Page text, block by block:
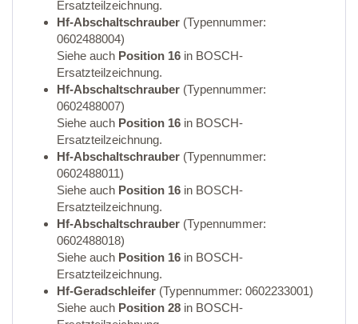
Ersatzteilzeichnung.
Hf-Abschaltschrauber (Typennummer:
0602488004)
Siehe auch Position 16 in BOSCH-
Ersatzteilzeichnung.
Hf-Abschaltschrauber (Typennummer:
0602488007)
Siehe auch Position 16 in BOSCH-
Ersatzteilzeichnung.
Hf-Abschaltschrauber (Typennummer:
0602488011)
Siehe auch Position 16 in BOSCH-
Ersatzteilzeichnung.
Hf-Abschaltschrauber (Typennummer:
0602488018)
Siehe auch Position 16 in BOSCH-
Ersatzteilzeichnung.
Hf-Geradschleifer (Typennummer: 0602233001)
Siehe auch Position 28 in BOSCH-